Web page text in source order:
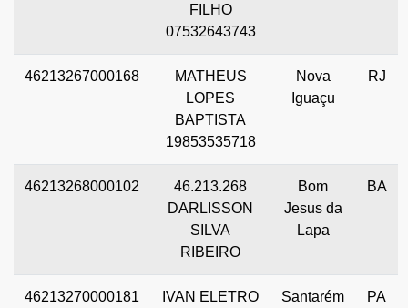
FILHO
07532643743
46213267000168
MATHEUS
LOPES
BAPTISTA
19853535718
Nova
Iguaçu
RJ
46213268000102
46.213.268
DARLISSON
SILVA
RIBEIRO
Bom
Jesus da
Lapa
BA
46213270000181
IVAN ELETRO
Santarém PA